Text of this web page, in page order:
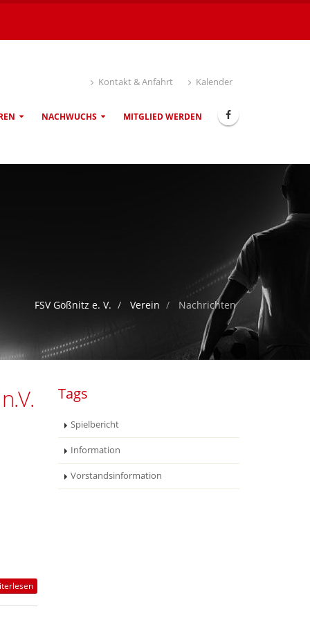
Kontakt & Anfahrt Kalender
NACHWUCHS MITGLIED WERDEN
FSV Gößnitz e. V. Verein Nachrichten
Tags
Spielbericht
Information
Vorstandsinformation